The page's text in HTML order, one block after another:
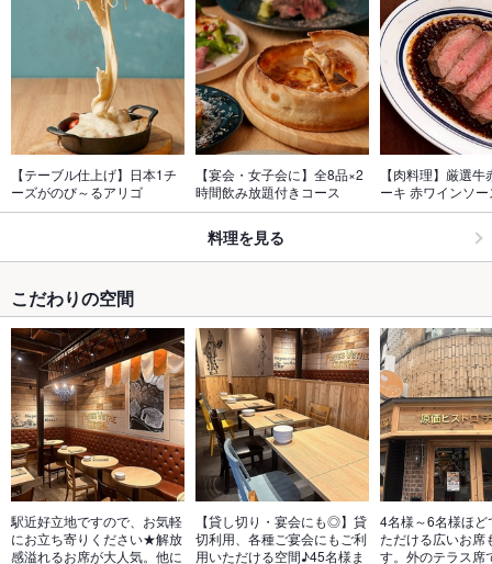
【テーブル仕上げ】日本1チ
ーズがのび～るアリゴ
【宴会・女子会に】全8品×2
時間飲み放題付きコース
【肉料理】厳選
ーキ 赤ワインソー
料理を見る
こだわりの空間
駅近好立地ですので、お気軽
にお立ち寄りください★解放
感溢れるお席が大人気。他に
【貸し切り・宴会にも◎】貸
切利用、各種ご宴会にもご利
用いただける空間♪45名様ま
4名様～6名様ほど
ただける広いお席
す。外のテラス席